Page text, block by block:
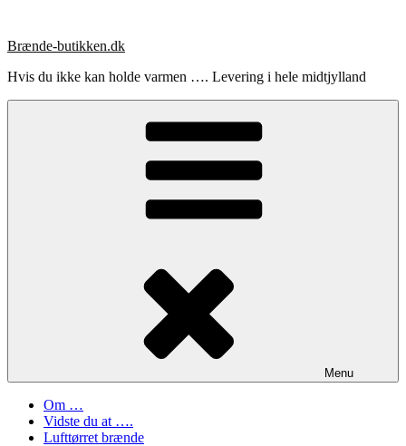
indhold
Brænde-butikken.dk
Hvis du ikke kan holde varmen …. Levering i hele midtjylland
Menu
Om …
Vidste du at ….
Lufttørret brænde